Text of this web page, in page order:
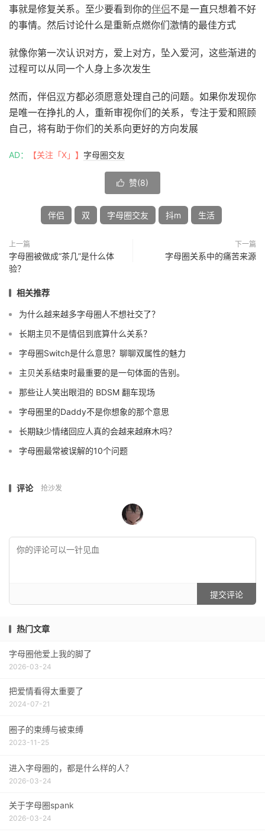
事就是修复关系。至少要看到你的伴侣不是一直只想着不好
的事情。然后讨论什么是重新点燃你们激情的最佳方式
就像你第一次认识对方，爱上对方，坠入爱河，这些渐进的
过程可以从同一个人身上多次发生
然而，伴侣双方都必须愿意处理自己的问题。如果你发现你
是唯一在挣扎的人，重新审视你们的关系，专注于爱和照顾
自己，将有助于你们的关系向更好的方向发展
AD： 【关注「X」】 字母圈交友
 赞(8)
伴侣 双 字母圈交友 抖m 生活
上一篇
字母圈被做成“茶几”是什么体
验？
下一篇
字母圈关系中的痛苦来源
相关推荐
为什么越来越多字母圈人不想社交了？
长期主贝不是情侣到底算什么关系？
字母圈Switch是什么意思？聊聊双属性的魅力
主贝关系结束时最重要的是一句体面的告别。
那些让人笑出眼泪的 BDSM 翻车现场
字母圈里的Daddy不是你想象的那个意思
长期缺少情绪回应人真的会越来越麻木吗？
字母圈最常被误解的10个问题
评论 抢沙发
提交评论
热门文章
字母圈他爱上我的脚了
2026-03-24
把爱情看得太重要了
2024-07-21
圈子的束缚与被束缚
2023-11-25
进入字母圈的，都是什么样的人？
2026-03-24
关于字母圈spank
2026-03-24